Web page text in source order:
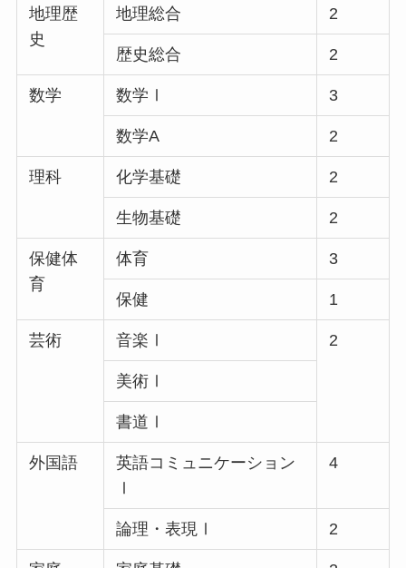
地理歴
史
地理総合 2
歴史総合 2
数学 数学Ⅰ 3
数学A 2
理科 化学基礎 2
生物基礎 2
保健体
育
体育 3
保健 1
芸術 音楽Ⅰ 2
美術Ⅰ
書道Ⅰ
外国語
英語コミュニケーション
Ⅰ
4
論理・表現Ⅰ 2